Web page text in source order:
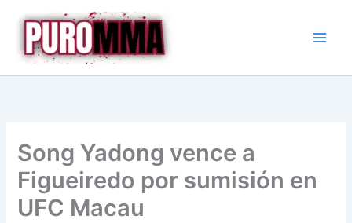
contenido
Song Yadong vence a
Figueiredo por sumisión en
UFC Macau